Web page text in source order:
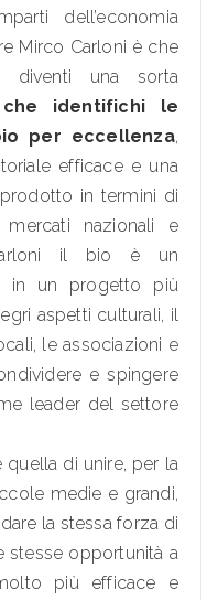
dell’economia
Mirco Carloni è che
diventi una sorta
identifichi le
per eccellenza,
efficace e una
in termini di
nazionali e
il bio è un
in un progetto più
aspetti culturali, il
le associazioni e
e spingere
leader del settore
quella di unire, per la
medie e grandi,
la stessa forza di
stesse opportunità a
più efficace e